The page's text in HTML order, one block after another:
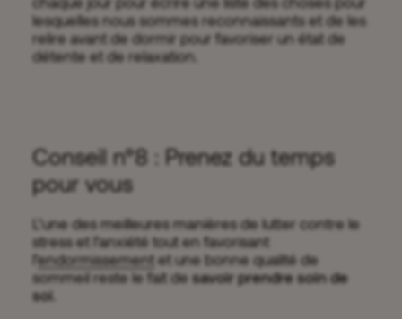
lesquelles nous sommes reconnaissants et de les
relire avant de dormir pour favoriser un état de
détente et de relaxation.
Conseil n°8 : Prenez du temps
pour vous
L’une des meilleures manières de lutter contre le
stress et l’anxiété tout en favorisant
l’endormissement et une bonne qualité de
sommeil reste le fait de savoir prendre soin de
soi